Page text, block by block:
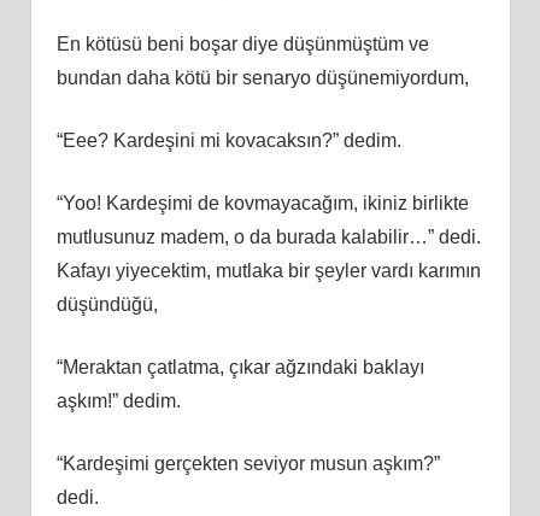
En kötüsü beni boşar diye düşünmüştüm ve
bundan daha kötü bir senaryo düşünemiyordum,
“Eee? Kardeşini mi kovacaksın?” dedim.
“Yoo! Kardeşimi de kovmayacağım, ikiniz birlikte
mutlusunuz madem, o da burada kalabilir…” dedi.
Kafayı yiyecektim, mutlaka bir şeyler vardı karımın
düşündüğü,
“Meraktan çatlatma, çıkar ağzındaki baklayı
aşkım!” dedim.
“Kardeşimi gerçekten seviyor musun aşkım?”
dedi.